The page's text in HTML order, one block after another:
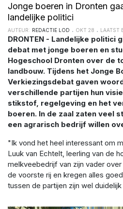
Jonge boeren in Dronten
landelijke politici
AUTEUR: REDACTIE LOD OKT 28 LAATST
DRONTEN - Landelijke politici gingen maandag in
debat met jonge boeren en
Hogeschool Dronten over de
landbouw. Tijdens het Jonge
Verkiezingsdebat gaven
verschillende partijen hun
stikstof, regelgeving en het
boeren. In de zaal zaten veel
een agrarisch bedrijf willen
"Ik vond het heel interessant om mee te maken", vertelt
Luuk van Echtelt, leerling van de
melkveebedrijf van zijn vader
de voorste rij en kregen alles
tussen de partijen zijn wel